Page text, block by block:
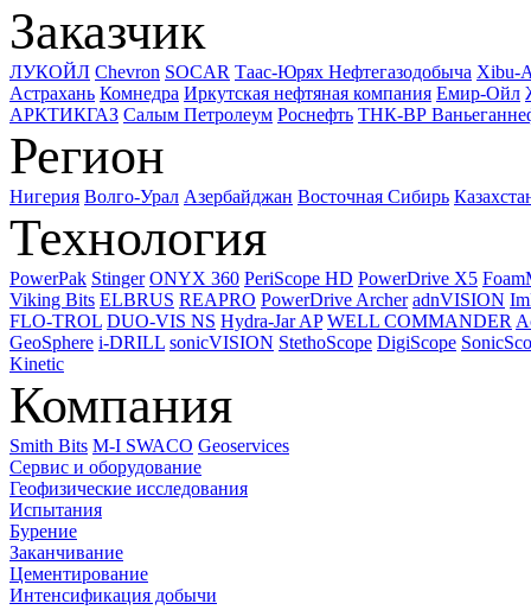
Заказчик
ЛУКОЙЛ Chevron SOCAR Таас-Юрях Нефтегазодобыча Xibu-
Астрахань Комнедра Иркутская нефтяная компания Емир-Ойл
АРКТИКГАЗ Салым Петролеум Роснефть ТНК-ВР
Регион
Нигерия Волго-Урал Азербайджан Восточная Сибирь
Технология
PowerPak Stinger ONYX 360 PeriScope HD PowerDrive X5
Viking Bits ELBRUS REAPRO PowerDrive Archer adnVISION
FLO-TROL DUO-VIS NS Hydra-Jar AP WELL COMMANDER
GeoSphere i-DRILL sonicVISION StethoScope DigiScope
Kinetic
Компания
Smith Bits M-I SWACO Geoservices
Сервис и оборудование
Геофизические исследования
Испытания
Бурение
Заканчивание
Цементирование
Интенсификация добычи